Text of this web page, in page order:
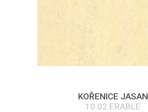
KOŘENICE JASAN
10.02 ERABLE